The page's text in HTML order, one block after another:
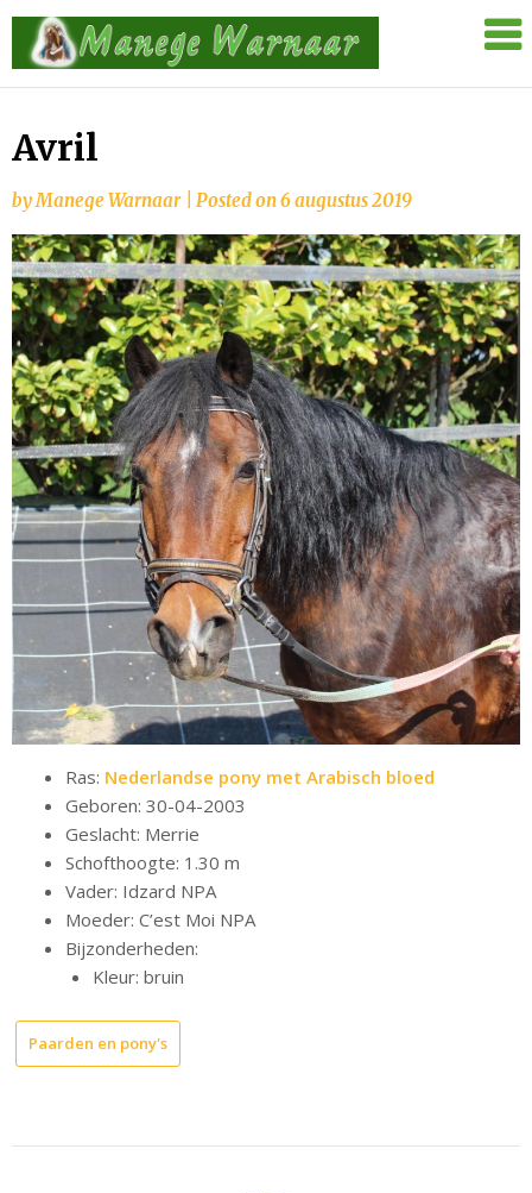
Skip
content
Manege
Avril
byManege Warnaar Posted on6 augustus 2019
Ras: Nederlandse pony met Arabisch bloed
Geboren: 30-04-2003
Geslacht: Merrie
Schofthoogte: 1.30 m
Vader: Idzard NPA
Moeder: C’est Moi NPA
Bijzonderheden:
Kleur: bruin
Paarden en pony's